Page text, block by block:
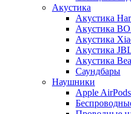
Акустика
Акустика
Акустика
Акустика
Акустика
Акустика
Саундбары
Наушники
Apple AirPods